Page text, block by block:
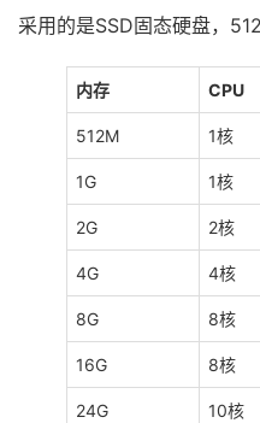
采用的是SSD固态硬盘，
内存 CPU
512M 1核
1G 1核
2G 2核
4G 4核
8G 8核
16G 8核
24G 10核